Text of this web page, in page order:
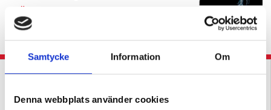
Samtycke Information Om
Denna webbplats använder cookies
om hur många gånger som helst under en
arbetsdag.